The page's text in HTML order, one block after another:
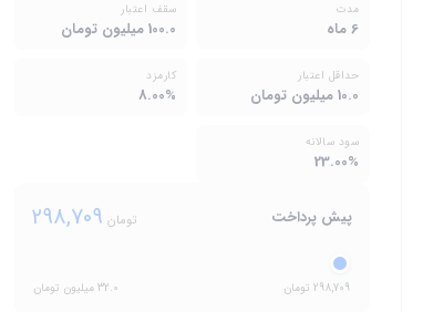
مدت
6 ماه
سقف اعتبار
100.0 میلیون تومان
حداقل اعتبار
10.0 میلیون تومان
کارمزد
8.00%
سود سالانه
23.00%
پیش پرداخت 298,709 تومان
298,709 تومان 32.0 میلیون تومان